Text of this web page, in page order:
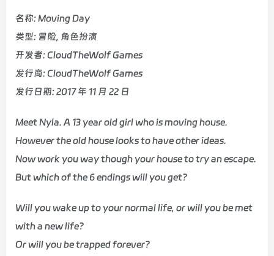
名称: Moving Day
类型: 冒险, 角色扮演
开发者: CloudTheWolf Games
发行商: CloudTheWolf Games
发行日期: 2017 年 11 月 22 日
Meet Nyla. A 13 year old girl who is moving house.
However the old house looks to have other ideas.
Now work you way though your house to try an escape.
But which of the 6 endings will you get?
Will you wake up to your normal life, or will you be met
with a new life?
Or will you be trapped forever?